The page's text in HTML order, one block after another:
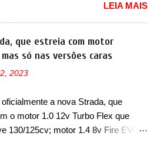
e, se necessário, a substituição do
HVAC (aquecimento,
e ar-condicionado). A marca também
“foi identificada a possibilidade de
do microprocessador do
a perda de força motriz,
a atualização do software do
Chevrolet Corsa, o mais
deles no ranking que perdurou no
até início de 2012 e com
um grandioso lançamento da
era lançada a nova geração do
nova geração feita do zero,
"Bolinha" por suas formas
Além do Gol, outro Volkswagen
LEIA MAIS
que estreia com motor
só nas versões caras
2023
a nova Strada, que
o motor 1.0 12v Turbo Flex que
130/125cv; motor 1.4 8v Fire EVO